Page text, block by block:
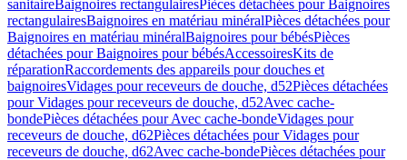
sanitaireBaignoires rectangulairesPièces détachées pour Baignoires
rectangulairesBaignoires en matériau minéralPièces détachées pour
Baignoires en matériau minéralBaignoires pour bébésPièces
détachées pour Baignoires pour bébésAccessoiresKits de
réparationRaccordements des appareils pour douches et
baignoiresVidages pour receveurs de douche, d52Pièces détachées
pour Vidages pour receveurs de douche, d52Avec cache-
bondePièces détachées pour Avec cache-bondeVidages pour
receveurs de douche, d62Pièces détachées pour Vidages pour
receveurs de douche, d62Avec cache-bondePièces détachées pour